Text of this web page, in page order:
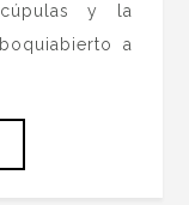
y la
a